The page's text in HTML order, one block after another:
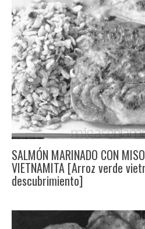
SALMÓN MARINADO CON
VIETNAMITA [Arroz verde
descubrimiento]